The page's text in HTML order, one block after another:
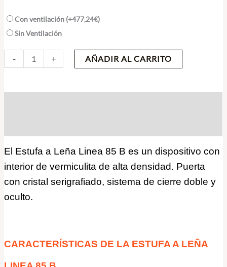
Con ventilación (+477,24€)
Sin Ventilación
- + AÑADIR AL CARRITO
El Estufa a Leña Linea 85 B es un dispositivo con
interior de vermiculita de alta densidad. Puerta
con cristal serigrafiado, sistema de cierre doble y
oculto.
CARACTERÍSTICAS DE LA ESTUFA A LEÑA